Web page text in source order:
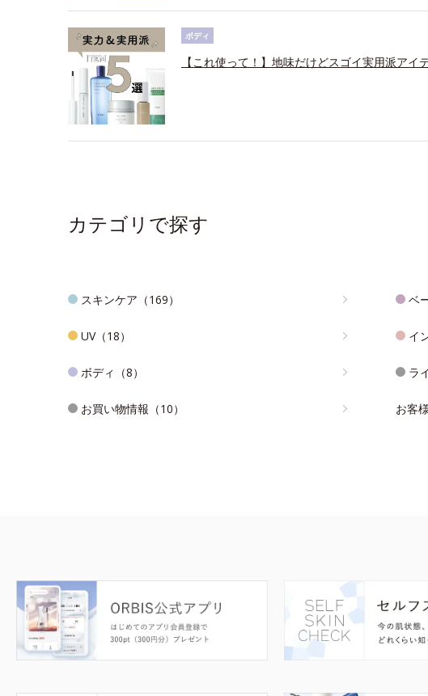
ボディ
【これ使って！】地味だけどスゴイ実用派アイ
カテゴリで探す
スキンケア（169） ベ
UV（18） イ
ボディ（8） ラ
お買い物情報（10） お客